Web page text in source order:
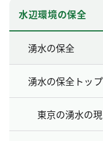
水辺環境の保全
湧水の保全
湧水の保全トップ
東京の湧水の